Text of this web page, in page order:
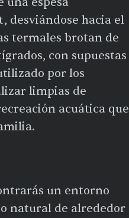
desviándose hacia el
termales brotan de
con supuestas
por los
limpias de
acuática que
un entorno
natural de alrededor